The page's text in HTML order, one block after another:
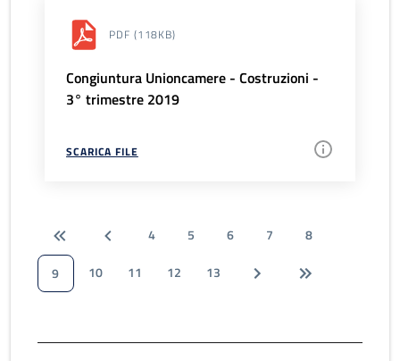
PDF (118KB)
Congiuntura Unioncamere - Costruzioni -
3° trimestre 2019
SCARICA FILE
4 5 6 7
8
9
10 11 12 13